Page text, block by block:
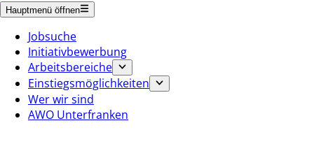
Hauptmenü öffnen
Jobsuche
Initiativbewerbung
Arbeitsbereiche
Einstiegsmöglichkeiten
Wer wir sind
AWO Unterfranken